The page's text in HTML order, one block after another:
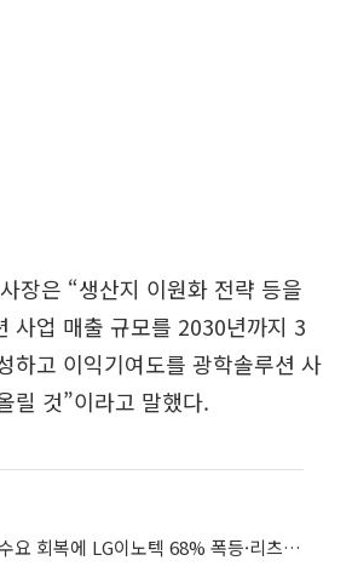
장은 “생산지 이원화 전략 등을
사업 매출 규모를 2030년까지 3
하고 이익기여도를 광학솔루션 사
릴 것”이라고 말했다.
코스피, 글로벌 IT 수요 회복에 LG이노텍 68% 폭등·리츠는 급락